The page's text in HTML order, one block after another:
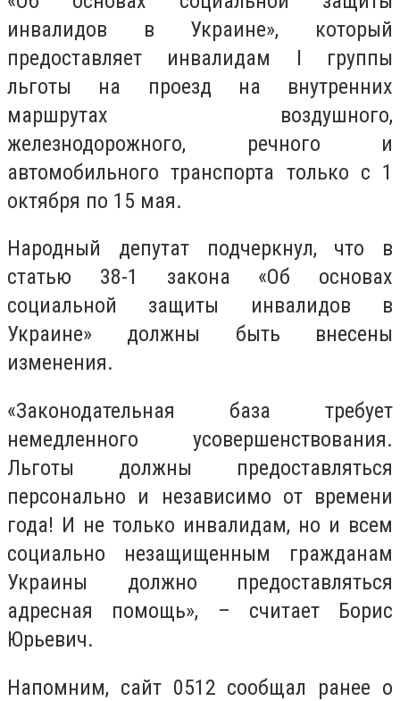
инвалидов в Украине», который
предоставляет инвалидам І группы
льготы на проезд на внутренних
маршрутах воздушного,
железнодорожного, речного и
автомобильного транспорта только с 1
октября по 15 мая.
Народный депутат подчеркнул, что в
статью 38-1 закона «Об основах
социальной защиты инвалидов в
Украине» должны быть внесены
изменения.
«Законодательная база требует
немедленного усовершенствования.
Льготы должны предоставляться
персонально и независимо от времени
года! И не только инвалидам, но и всем
социально незащищенным гражданам
Украины должно предоставляться
адресная помощь», – считает Борис
Юрьевич.
Напомним, сайт 0512 сообщал ранее о